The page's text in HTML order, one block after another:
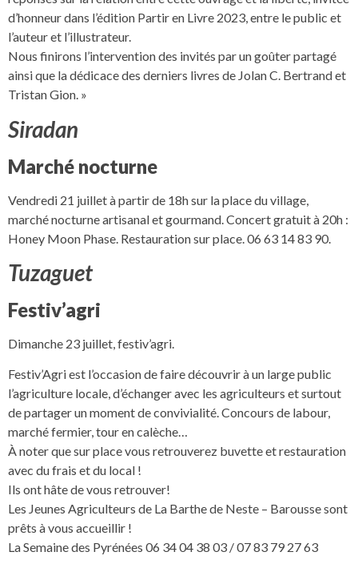
d’honneur dans l’édition Partir en Livre 2023, entre le public et
l’auteur et l’illustrateur.
Nous finirons l’intervention des invités par un goûter partagé
ainsi que la dédicace des derniers livres de Jolan C. Bertrand et
Tristan Gion. »
Siradan
Marché nocturne
Vendredi 21 juillet à partir de 18h sur la place du village,
marché nocturne artisanal et gourmand. Concert gratuit à 20h :
Honey Moon Phase. Restauration sur place. 06 63 14 83 90.
Tuzaguet
Festiv’agri
Dimanche 23 juillet, festiv’agri.
Festiv’Agri est l’occasion de faire découvrir à un large public
l’agriculture locale, d’échanger avec les agriculteurs et surtout
de partager un moment de convivialité. Concours de labour,
marché fermier, tour en calèche…
À noter que sur place vous retrouverez buvette et restauration
avec du frais et du local !
Ils ont hâte de vous retrouver!
Les Jeunes Agriculteurs de La Barthe de Neste – Barousse sont
prêts à vous accueillir !
La Semaine des Pyrénées 06 34 04 38 03 / 07 83 79 27 63